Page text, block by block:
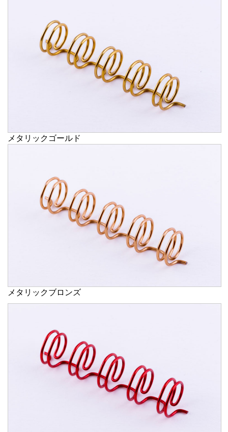
メタリックゴールド
メタリックブロンズ